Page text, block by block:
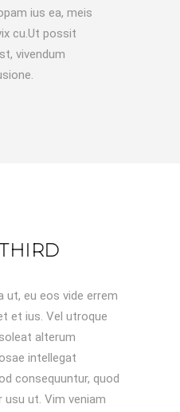
ius ea, meis
cu.Ut possit
vivendum
ut, eu eos vide errem
et ius. Vel utroque
alterum
intellegat
consequuntur, quod
ut. Vim veniam